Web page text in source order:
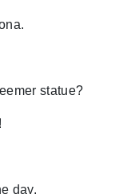
statue?
day.